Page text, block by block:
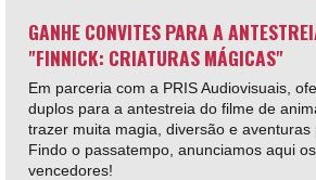
GANHE CONVITES PARA A
"FINNICK: CRIATURAS MÁGICAS"
Em parceria com a PRIS Audiovisuais,
duplos para a antestreia do filme de
trazer muita magia, diversão e aventuras
Findo o passatempo, anunciamos aqui
vencedores!